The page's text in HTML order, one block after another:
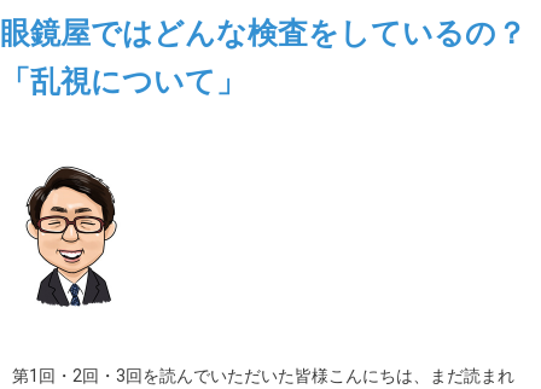
眼鏡屋ではどんな検査をしているの？
「乱視について」
第1回・2回・3回を読んでいただいた皆様こんにちは、まだ読まれ